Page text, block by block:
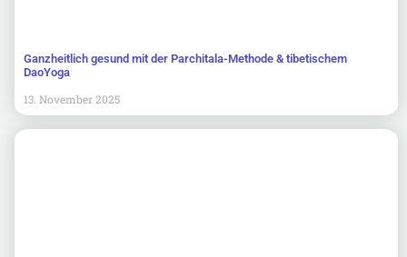
Ganzheitlich gesund mit der Parchitala-Methode & tibetischem
DaoYoga
13. November 2025